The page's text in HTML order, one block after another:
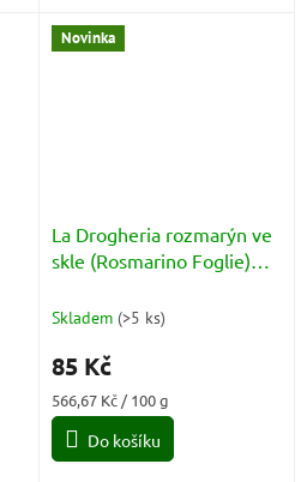
minut...
Novinka
La Drogheria rozmarýn ve
skle (Rosmarino Foglie)
Skladem (>5 ks)
85 Kč
Měrná
cena:
566,67 Kč / 100 g
Do košíku